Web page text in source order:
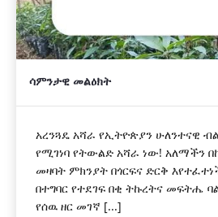
ሳምንታዊ መልዕክት
​​​​​​አረንጓዴ አሻራ የኢትዮጵያን ሁለንተናዊ
የሚገነባ የትውልድ አሻራ ነው! አለማችን
መዛባት ምክንያት በጎርፍና ድርቅ
በተግባር የተደገፍ በቂ ትኩረትና መፍትሔ
የሰዉ ዘር መገኛ [...]